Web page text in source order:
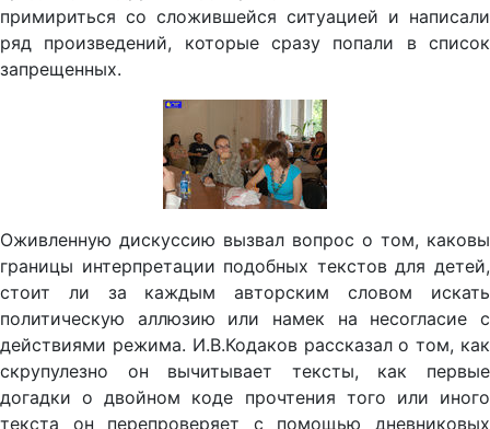
примириться со сложившейся ситуацией и написали
ряд произведений, которые сразу попали в список
запрещенных.
Оживленную дискуссию вызвал вопрос о том, каковы
границы интерпретации подобных текстов для детей,
стоит ли за каждым авторским словом искать
политическую аллюзию или намек на несогласие с
действиями режима. И.В.Кодаков рассказал о том, как
скрупулезно он вычитывает тексты, как первые
догадки о двойном коде прочтения того или иного
текста он перепроверяет с помощью дневниковых